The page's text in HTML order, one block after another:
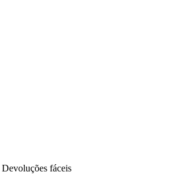
Devoluções fáceis